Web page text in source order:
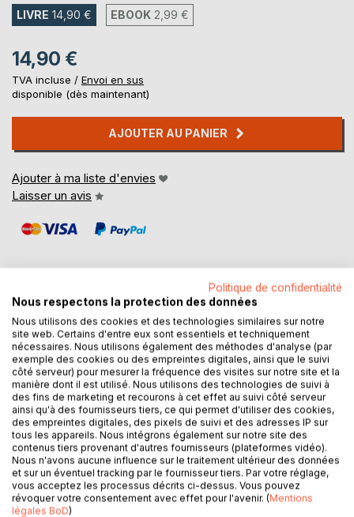
LIVRE 14,90 € EBOOK 2,99 €
14,90 €
TVA incluse / Envoi en sus
disponible (dès maintenant)
AJOUTER AU PANIER
Ajouter à ma liste d'envies
Laisser un avis
DESCRIPTION
Le développement personnel est une activité mystique à
vos yeux ? Vous pensez qu'il a été créé pour les
personnes qui ont du temps à perdre ? Vous pensez que
les personnes qui écrivent ce genre de livre sont des
gourous ou des experts dans leur domaine.
Mais moi du haut de mes 21 ans, jeune, je vais vous
montrer que le développement personnel s'applique à
toute personne, à tout âge, à tous ceux qui souhaitent
mieux vivre leur vie, avec eux-mêmes et avec les autres.
Politique de confidentialité
Nous respectons la protection des données
Nous utilisons des cookies et des technologies similaires sur notre
site web. Certains d'entre eux sont essentiels et techniquement
nécessaires. Nous utilisons également des méthodes d'analyse (par
exemple des cookies ou des empreintes digitales, ainsi que le suivi
côté serveur) pour mesurer la fréquence des visites sur notre site et la
manière dont il est utilisé. Nous utilisons des technologies de suivi à
des fins de marketing et recourons à cet effet au suivi côté serveur
ainsi qu'à des fournisseurs tiers, ce qui permet d'utiliser des cookies,
des empreintes digitales, des pixels de suivi et des adresses IP sur
tous les appareils. Nous intégrons également sur notre site des
contenus tiers provenant d'autres fournisseurs (plateformes vidéo).
Nous n'avons aucune influence sur le traitement ultérieur des données
et sur un éventuel tracking par le fournisseur tiers. Par votre réglage,
vous acceptez les processus décrits ci-dessus. Vous pouvez
révoquer votre consentement avec effet pour l'avenir. (Mentions
légales BoD)